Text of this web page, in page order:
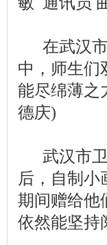
在武汉市
中，师生们
能尽绵薄之
德庆)
武汉市卫
后，自制小
期间赠给他
依然能坚持